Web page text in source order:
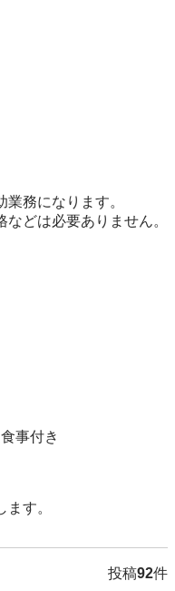
務になります。
どは必要ありません。
事付き
す。
投稿92件